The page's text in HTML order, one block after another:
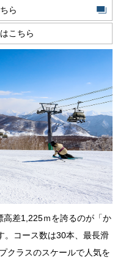
ら
こちら
差1,225ｍを誇るのが「か
。コース数は30本、最長滑
クラスのスケールで人気を